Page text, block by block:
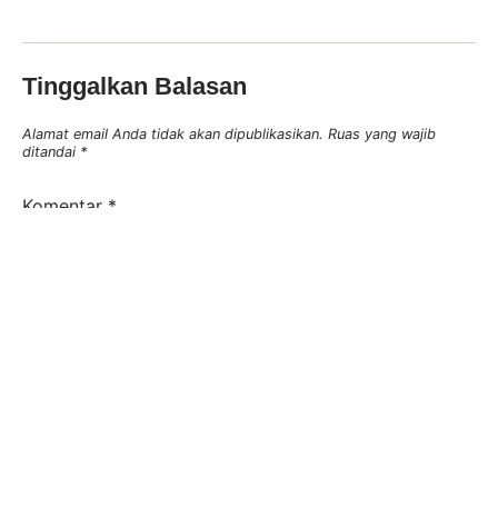
Tinggalkan Balasan
Alamat email Anda tidak akan dipublikasikan. Ruas yang wajib
ditandai *
Komentar *